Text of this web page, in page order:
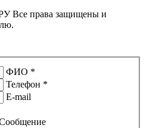
Все права защищены и
ФИО *
Телефон *
E-mail